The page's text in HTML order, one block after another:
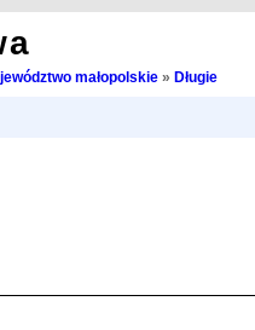
małopolskie» Długie